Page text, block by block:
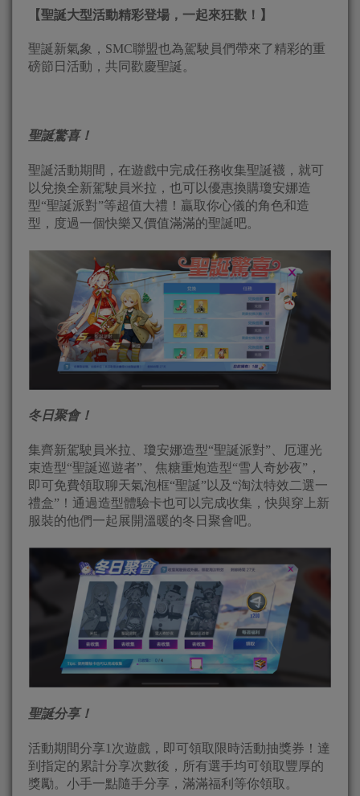
【聖誕大型活動精彩登場，一起來狂歡！】
聖誕新氣象，SMC聯盟也為駕駛員們帶來了精彩的重
磅節日活動，共同歡慶聖誕。
聖誕驚喜！
聖誕活動期間，在遊戲中完成任務收集聖誕襪，就可
以兌換全新駕駛員米拉，也可以優惠換購瓊安娜造
型“聖誕派對”等超值大禮！贏取你心儀的角色和造
型，度過一個快樂又價值滿滿的聖誕吧。
冬日聚會！
集齊新駕駛員米拉、瓊安娜造型“聖誕派對”、厄運光
束造型“聖誕巡遊者”、焦糖重炮造型“雪人奇妙夜”，
即可免費領取聊天氣泡框“聖誕”以及“淘汰特效二選一
禮盒”！通過造型體驗卡也可以完成收集，快與穿上新
服裝的他們一起展開溫暖的冬日聚會吧。
聖誕分享！
活動期間分享1次遊戲，即可領取限時活動抽獎券！達
到指定的累計分享次數後，所有選手均可領取豐厚的
獎勵。小手一點隨手分享，滿滿福利等你領取。